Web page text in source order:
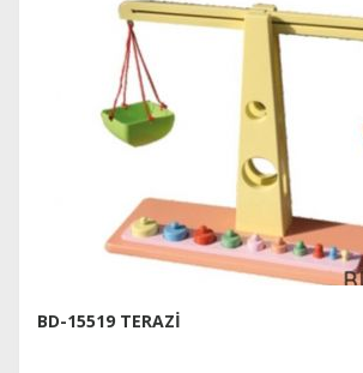
BD-15519 TERAZİ